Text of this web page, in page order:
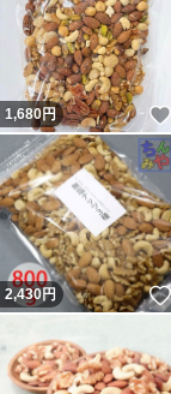
1,680円
2,430円